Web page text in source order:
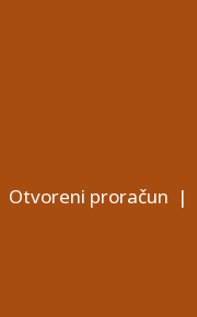
Otvoreni proračun |